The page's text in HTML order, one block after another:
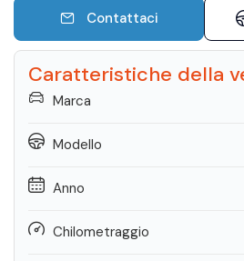
Contattaci
Caratteristiche della
Marca
Modello
Anno
Chilometraggio